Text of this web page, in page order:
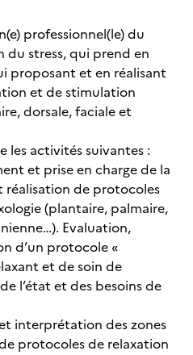
professionnel(le) du
du stress, qui prend en
proposant et en réalisant
et de stimulation
dorsale, faciale et
les activités suivantes :
et prise en charge de la
réalisation de protocoles
(plantaire, palmaire,
Evaluation,
d’un protocole «
et de soin de
l’état et des besoins de
interprétation des zones
protocoles de relaxation